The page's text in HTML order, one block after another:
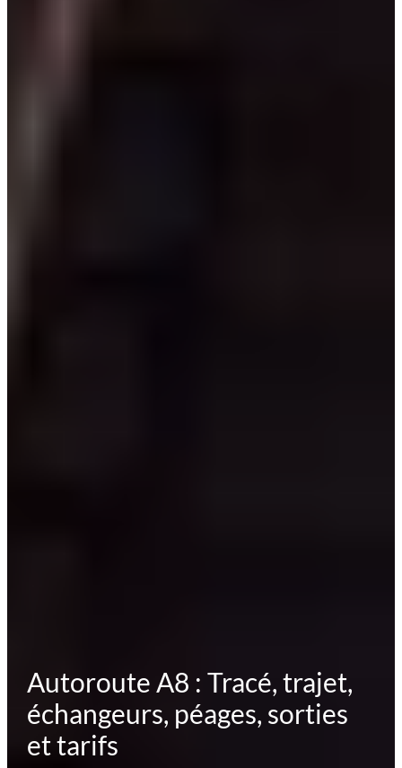
Autoroute A8 : Tracé, trajet,
échangeurs, péages, sorties
et tarifs